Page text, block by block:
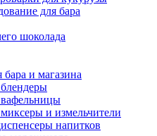
для бара
шоколада
и магазина
и измельчители
напитков